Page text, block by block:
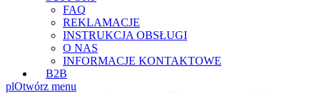
FAQ
REKLAMACJE
INSTRUKCJA OBSŁUGI
O NAS
INFORMACJE KONTAKTOWE
B2B
plOtwórz menu